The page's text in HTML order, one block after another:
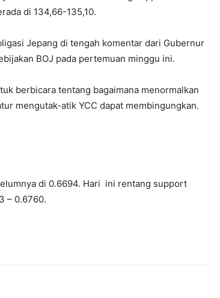
di 134,66-135,10.
Jepang di tengah komentar dari Gubernur
BOJ pada pertemuan minggu ini.
berbicara tentang bagaimana menormalkan
mengutak-atik YCC dapat membingungkan.
di 0.6694. Hari ini rentang support
– 0.6760.